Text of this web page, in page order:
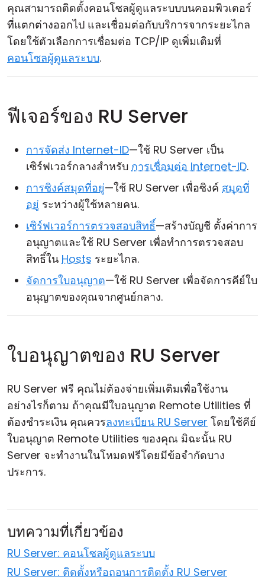
คุณสามารถติดตั้งคอนโซลผู้ดูแลระบบบนคอมพิวเตอร์
ที่แตกต่างออกไป และเชื่อมต่อกับบริการจากระยะไกล
โดยใช้ตัวเลือกการเชื่อมต่อ TCP/IP ดูเพิ่มเติมที่
คอนโซลผู้ดูแลระบบ.
ฟีเจอร์ของ RU Server
การจัดส่ง Internet-ID—ใช้ RU Server เป็น
เซิร์ฟเวอร์กลางสำหรับ การเชื่อมต่อ Internet-ID.
การซิงค์สมุดที่อยู่—ใช้ RU Server เพื่อซิงค์ สมุดที่
อยู่ ระหว่างผู้ใช้หลายคน.
เซิร์ฟเวอร์การตรวจสอบสิทธิ์—สร้างบัญชี ตั้งค่าการ
อนุญาตและใช้ RU Server เพื่อทำการตรวจสอบ
สิทธิ์ใน Hosts ระยะไกล.
จัดการใบอนุญาต—ใช้ RU Server เพื่อจัดการคีย์ใบ
อนุญาตของคุณจากศูนย์กลาง.
ใบอนุญาตของ RU Server
RU Server ฟรี คุณไม่ต้องจ่ายเพิ่มเติมเพื่อใช้งาน
อย่างไรก็ตาม ถ้าคุณมีใบอนุญาต Remote Utilities ที่
ต้องชำระเงิน คุณควรลงทะเบียน RU Server โดยใช้คีย์
ใบอนุญาต Remote Utilities ของคุณ มิฉะนั้น RU
Server จะทำงานในโหมดฟรีโดยมีข้อจำกัดบาง
ประการ.
บทความที่เกี่ยวข้อง
RU Server: คอนโซลผู้ดูแลระบบ
RU Server: ติดตั้งหรือถอนการติดตั้ง RU Server